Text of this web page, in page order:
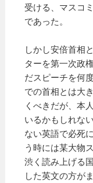
受ける、マスコ
であった。
しかし安倍首相
ターを第一次政
だスピーチを何
での首相とは大
くべきだが、本
いるかもしれな
ない英語で必死
う時には某大物
渋く読み上げる
した英文の方が